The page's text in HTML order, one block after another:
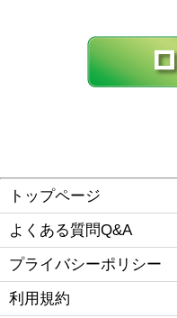
トップページ
よくある質問Q&A
プライバシーポリシー
利用規約